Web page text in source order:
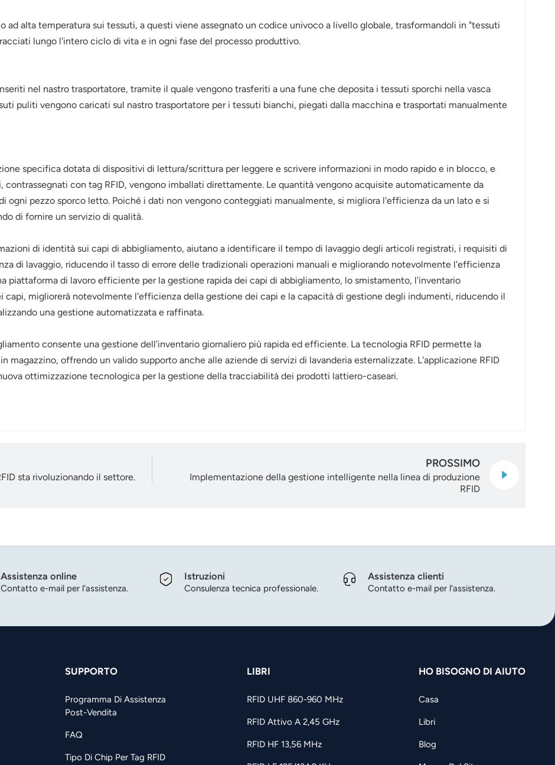
ad alta temperatura sui tessuti, a questi viene assegnato un codice univoco a livello globale, trasformandoli in "tessuti
lungo l'intero ciclo di vita e in ogni fase del processo produttivo.
nel nastro trasportatore, tramite il quale vengono trasferiti a una fune che deposita i tessuti sporchi nella vasca
puliti vengono caricati sul nastro trasportatore per i tessuti bianchi, piegati dalla macchina e trasportati manualmente
specifica dotata di dispositivi di lettura/scrittura per leggere e scrivere informazioni in modo rapido e in blocco, e
contrassegnati con tag RFID, vengono imballati direttamente. Le quantità vengono acquisite automaticamente da
ogni pezzo sporco letto. Poiché i dati non vengono conteggiati manualmente, si migliora l'efficienza da un lato e si
di fornire un servizio di qualità.
di identità sui capi di abbigliamento, aiutano a identificare il tempo di lavaggio degli articoli registrati, i requisiti di
di lavaggio, riducendo il tasso di errore delle tradizionali operazioni manuali e migliorando notevolmente l'efficienza
piattaforma di lavoro efficiente per la gestione rapida dei capi di abbigliamento, lo smistamento, l'inventario
migliorerà notevolmente l'efficienza della gestione dei capi e la capacità di gestione degli indumenti, riducendo il
una gestione automatizzata e raffinata.
consente una gestione dell'inventario giornaliero più rapida ed efficiente. La tecnologia RFID permette la
magazzino, offrendo un valido supporto anche alle aziende di servizi di lavanderia esternalizzate. L'applicazione RFID
ottimizzazione tecnologica per la gestione della tracciabilità dei prodotti lattiero-caseari.
sta rivoluzionando il settore.
PROSSIMO
Implementazione della gestione intelligente nella linea di produzione
RFID
Assistenza online
Contatto e-mail per l'assistenza.
Istruzioni
Consulenza tecnica professionale.
Assistenza clienti
Contatto e-mail per l'assistenza.
SUPPORTO
Programma Di Assistenza
Post-Vendita
FAQ
Tipo Di Chip Per Tag RFID
LIBRI
RFID UHF 860-960 MHz
RFID Attivo A 2,45 GHz
RFID HF 13,56 MHz
HO BISOGNO DI AIUTO
Casa
Libri
Blog